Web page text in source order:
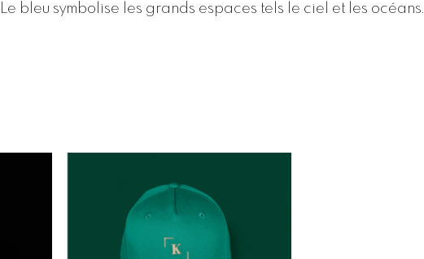
Le bleu symbolise les grands espaces tels le ciel et les océans.